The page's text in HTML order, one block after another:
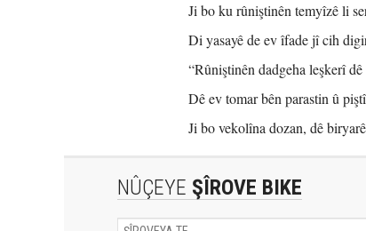
Ji bo ku rûniştinên temyîzê li
Di yasayê de ev îfade jî cih
“Rûniştinên dadgeha leşkerî
Dê ev tomar bên parastin û
Ji bo vekolîna dozan, dê
NÛÇEYE ŞÎROVE BIKE